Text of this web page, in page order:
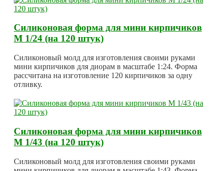
Силиконовая форма для мини кирпичиков
М 1/24 (на 120 штук)
Силиконовый молд для изготовления своими руками
мини кирпичиков для диорам в масштабе 1:24. Форма
рассчитана на изготовление 120 кирпичиков за одну
отливку.
Силиконовая форма для мини кирпичиков
М 1/43 (на 120 штук)
Силиконовый молд для изготовления своими руками